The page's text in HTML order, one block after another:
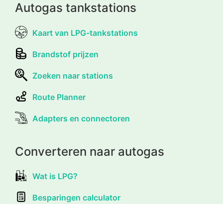
Autogas tankstations
Kaart van LPG-tankstations
Brandstof prijzen
Zoeken naar stations
Route Planner
Adapters en connectoren
Converteren naar autogas
Wat is LPG?
Besparingen calculator